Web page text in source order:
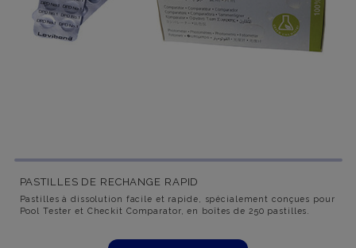
PASTILLES DE RECHANGE RAPID
Pastilles à dissolution facile et rapide, spécialement conçues pour
Pool Tester et Checkit Comparator, en boîtes de 250 pastilles.